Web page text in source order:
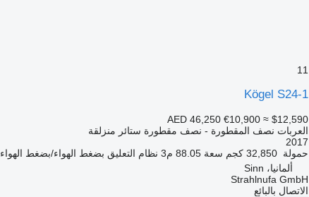
11
Kögel S24-1
AED 46,250 €10,900 ≈ $12,590
العربات نصف المقطورة - نصف مقطورة ستائر منزلقة
2017
حمولة 32,850 كجم سعة 88.05 م3 نظام التعليق بضغط الهواء/بضغط الهواء
ألمانيا، Sinn
Strahlnufa GmbH
الاتصال بالبائع